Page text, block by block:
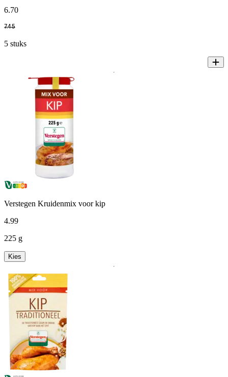
6.70
7.45
5 stuks
Verstegen Kruidenmix voor kip
4.99
225 g
Kies